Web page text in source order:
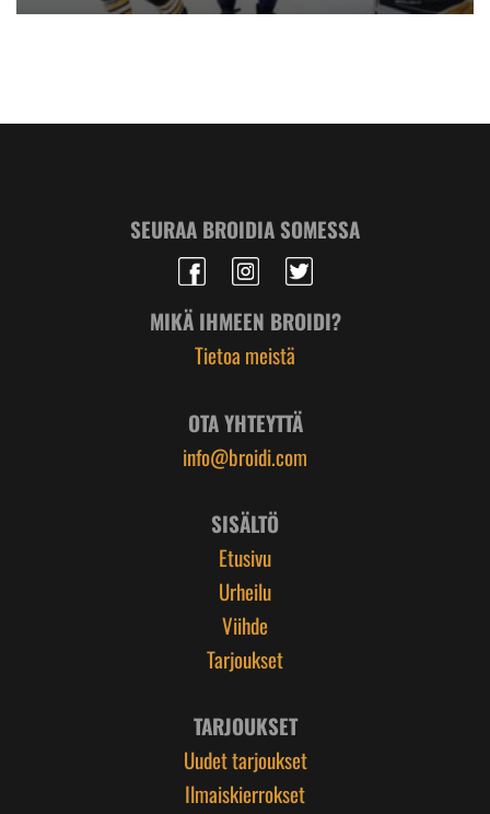
SEURAA BROIDIA SOMESSA
MIKÄ IHMEEN BROIDI?
Tietoa meistä
OTA YHTEYTTÄ
info@broidi.com
SISÄLTÖ
Etusivu
Urheilu
Viihde
Tarjoukset
TARJOUKSET
Uudet tarjoukset
Ilmaiskierrokset